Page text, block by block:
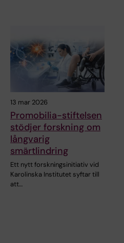
13 mar 2026
Promobilia-stiftelsen
stödjer forskning om
långvarig
smärtlindring
Ett nytt forskningsinitiativ vid
Karolinska Institutet syftar till
att…